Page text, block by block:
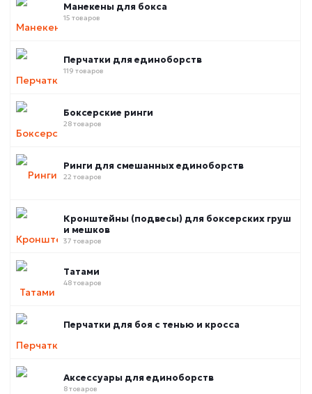
Манекены для бокса
15 товаров
Перчатки для единоборств
119 товаров
Боксерские ринги
28 товаров
Ринги для смешанных единоборств
22 товаров
Кронштейны (подвесы) для боксерских груш
и мешков
37 товаров
Татами
48 товаров
Перчатки для боя с тенью и кросса
Аксессуары для единоборств
8 товаров